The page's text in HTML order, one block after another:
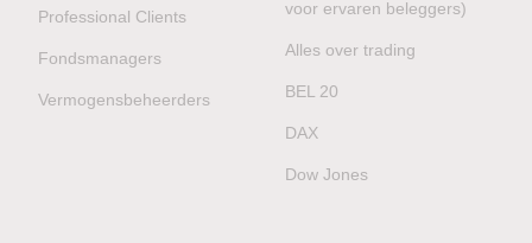
Professional Clients
Fondsmanagers
Vermogensbeheerders
voor ervaren beleggers)
Alles over trading
BEL 20
DAX
Dow Jones